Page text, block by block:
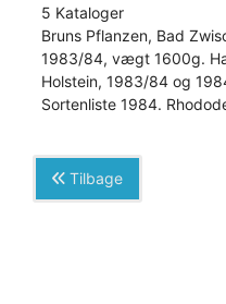
5 Kataloger
Bruns Pflanzen, Bad
1983/84, vægt 1600g.
Holstein, 1983/84 og
Sortenliste 1984.
Tilbage